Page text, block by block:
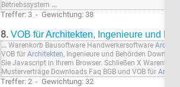
Betriebssystem ...
Treffer: 3 - Gewichtung: 38
8. VOB fürArchitekten, Ingenieure und
... Warenkorb Bausoftware Handwerkersoftware
VOB für Architekten, Ingenieure und Behörden
Sie Javascript in Ihrem Browser. Schließen X
Musterverträge Downloads Faq BGB und VOB für
Treffer: 2 - Gewichtung: 32